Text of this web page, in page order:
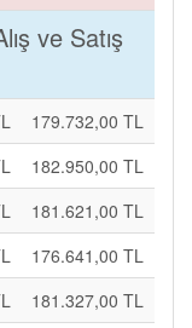
ve Satış
179.732,00 TL
182.950,00 TL
181.621,00 TL
176.641,00 TL
181.327,00 TL